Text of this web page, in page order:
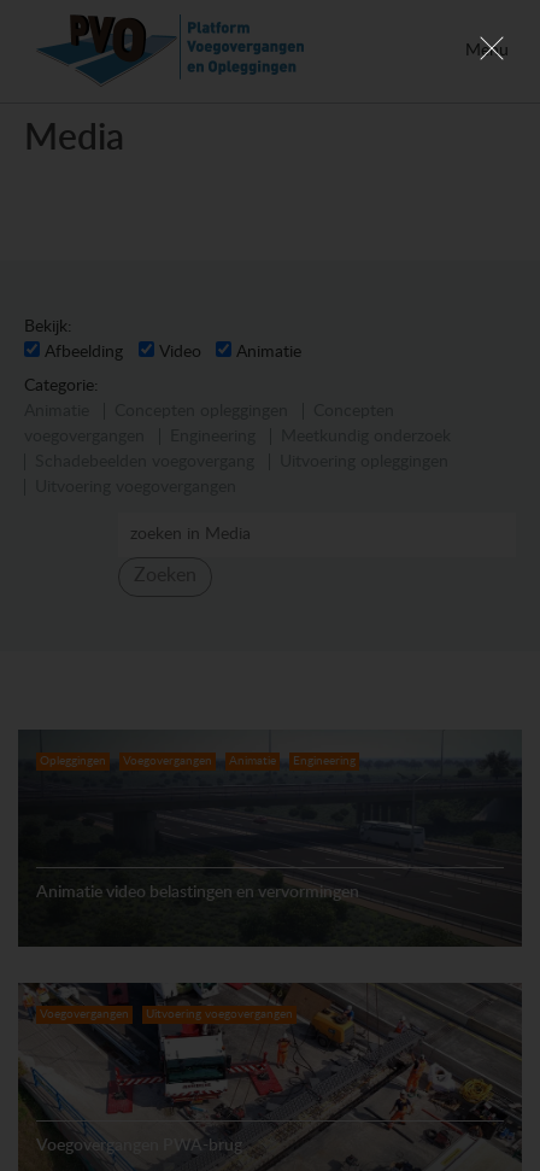
Menu
Media
Bekijk:
Afbeelding
Video
Animatie
Categorie:
Opleggingen Voegovergangen Animatie Engineering
Animatie video belastingen en vervormingen
Voegovergangen Uitvoering voegovergangen
Voegovergangen PWA-brug